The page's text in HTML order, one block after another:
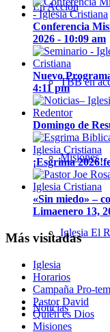
En Acción
TBB en
Misiones
Iglesia El
Noticias
Conferencia
2026 - 10:09 am
Nuevo
4:11 pm
Domingo de
¡Esgrima 2026!
«Sin miedo» –
Limaenero 13,
Más visitadas
Iglesia
Horarios
Campaña Pro-
Pastor David
Quién es Dios
Misiones